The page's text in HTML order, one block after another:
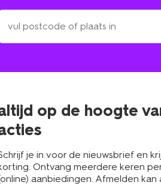
een
op de hoogte
je in voor de nieuwsbrief en
Ontvang meerdere keren
aanbiedingen. Afmelden kan